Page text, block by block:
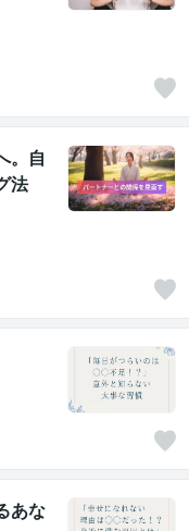
。自
法
あな